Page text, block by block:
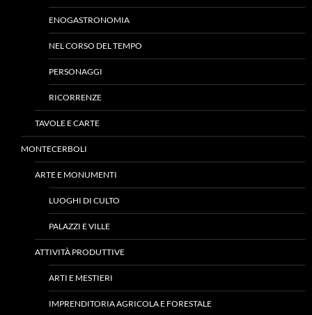
ENOGASTRONOMIA
NEL CORSO DEL TEMPO
PERSONAGGI
RICORRENZE
TAVOLE E CARTE
MONTECERBOLI
ARTE E MONUMENTI
LUOGHI DI CULTO
PALAZZI E VILLE
ATTIVITÀ PRODUTTIVE
ARTI E MESTIERI
IMPRENDITORIA AGRICOLA E FORESTALE